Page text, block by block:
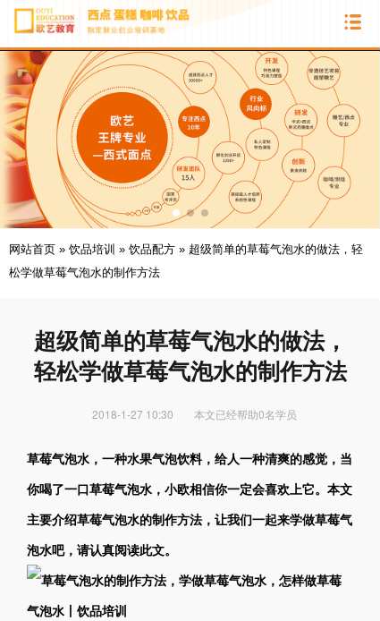
网站首页 » 饮品培训 » 饮品配方 » 超级简单的草莓气泡水的做法，轻
松学做草莓气泡水的制作方法
超级简单的草莓气泡水的做法，
轻松学做草莓气泡水的制作方法
2018-1-27 10:30 本文已经帮助0名学员
草莓气泡水，一种水果气泡饮料，给人一种清爽的感觉，当
你喝了一口草莓气泡水，小欧相信你一定会喜欢上它。本文
主要介绍草莓气泡水的制作方法，让我们一起来学做草莓气
泡水吧，请认真阅读此文。